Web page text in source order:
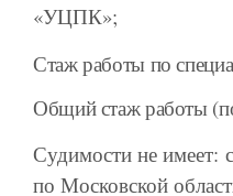
«УЦПК»;
Стаж работы по
Общий стаж работы
Судимости не
по Московской